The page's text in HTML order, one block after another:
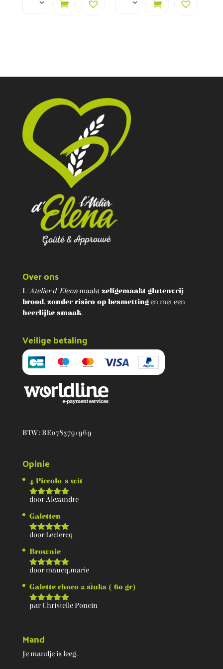
Over ons
L'Atelier d'Elenamaaktzelfgemaakt glutenvrij
brood, zonder risico op besmettingen met een
heerlijke smaak.
Veilige betaling
BTW : BE0783791969
Opinie
4 Piccolo's wit
Score5
door Alexandre
Galetten
Score5
door Leclercq
Brownie
Score5
door maucq.marie
Galette choco 2 stuks ( 60 gr)
Score5
par Christelle Poncin
Mand
Je mandje is leeg.